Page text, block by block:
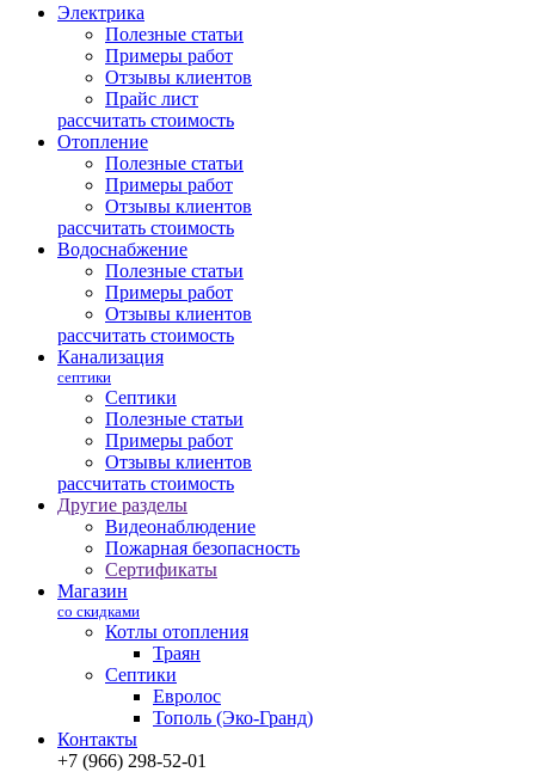
Электрика
Полезные статьи
Примеры работ
Отзывы клиентов
Прайс лист
рассчитать стоимость
Отопление
Полезные статьи
Примеры работ
Отзывы клиентов
рассчитать стоимость
Водоснабжение
Полезные статьи
Примеры работ
Отзывы клиентов
рассчитать стоимость
Канализация
септики
Септики
Полезные статьи
Примеры работ
Отзывы клиентов
рассчитать стоимость
Другие разделы
Видеонаблюдение
Пожарная безопасность
Сертификаты
Магазин
со скидками
Котлы отопления
Траян
Септики
Евролос
Тополь (Эко-Гранд)
Контакты
+7 (966) 298-52-01